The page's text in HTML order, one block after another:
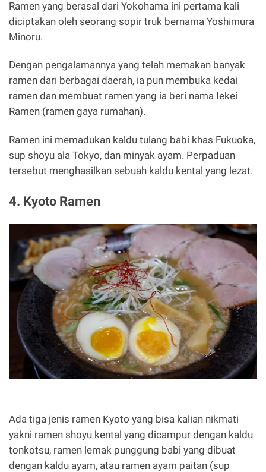
Ramen yang berasal dari Yokohama ini pertama kali
diciptakan oleh seorang sopir truk bernama Yoshimura
Minoru.
Dengan pengalamannya yang telah memakan banyak
ramen dari berbagai daerah, ia pun membuka kedai
ramen dan membuat ramen yang ia beri nama Iekei
Ramen (ramen gaya rumahan).
Ramen ini memadukan kaldu tulang babi khas Fukuoka,
sup shoyu ala Tokyo, dan minyak ayam. Perpaduan
tersebut menghasilkan sebuah kaldu kental yang lezat.
4. Kyoto Ramen
Ada tiga jenis ramen Kyoto yang bisa kalian nikmati
yakni ramen shoyu kental yang dicampur dengan kaldu
tonkotsu, ramen lemak punggung babi yang dibuat
dengan kaldu ayam, atau ramen ayam paitan (sup